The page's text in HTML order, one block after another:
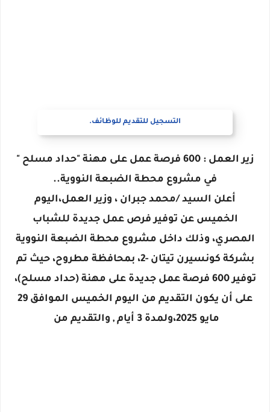
التسجيل للتقديم للوظائف.
زير العمل : 600 فرصة عمل على مهنة "حداد مسلح "
في مشروع محطة الضبعة النووية..
أعلن السيد /محمد جبران ، وزير العمل،اليوم
الخميس عن توفير فرص عمل جديدة للشباب
المصري، وذلك داخل مشروع محطة الضبعة النووية
بشركة كونسيرن تيتان -2، بمحافظة مطروح، حيث تم
توفير 600 فرصة عمل جديدة على مهنة (حداد مسلح)،
على أن يكون التقديم من اليوم الخميس الموافق 29
مايو 2025،ولمدة 3 أيام , والتقديم من